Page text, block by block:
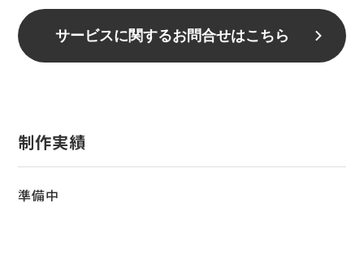
サービスに関するお問合せはこちら
制作実績
準備中